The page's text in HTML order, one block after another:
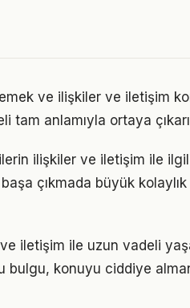
ve ilişkiler ve iletişim
tam anlamıyla ortaya
ilişkiler ve iletişim ile
çıkmada büyük
iletişim ile uzun vadeli
bulgu, konuyu ciddiye